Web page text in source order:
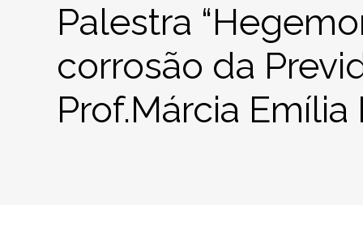
Palestra
corrosão da
Prof.Márcia